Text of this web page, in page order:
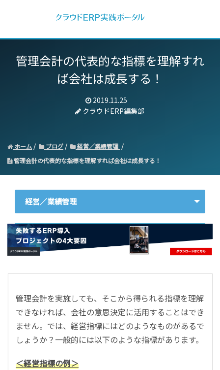
管理会計の代表的な指標を理解すれ
ば会社は成長する！
2019.11.25
クラウドERP編集部
ホーム ブログ
経営／業績管理
管理会計の代表的な指標を理解すれば会社は成長する！
経営／業績管理
ERP
会計
CRM／営業支援／Eコマース
DX（2025年の崖）／クラウドコンピューティング
データ分析／BI
ガバナンス／リスク管理
BPR／業務改善
管理会計を実施しても、そこから得られる指標を理解
できなければ、会社の意思決定に活用することはでき
ません。では、経営指標にはどのようなものがあるで
しょうか？一般的には以下のような指標があります。
＜経営指標の例＞